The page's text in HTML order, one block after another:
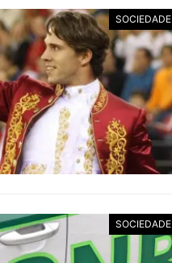
SOCIEDADE
SOCIEDADE